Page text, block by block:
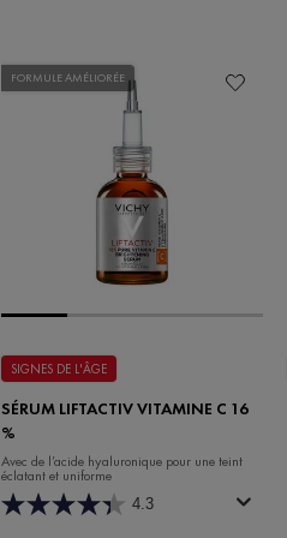
FORMULE AMÉLIORÉE
SIGNES DE L'ÂGE
SÉRUM LIFTACTIV VITAMINE C 16
%
Avec de l’acide hyaluronique pour une teint
éclatant et uniforme
4.3